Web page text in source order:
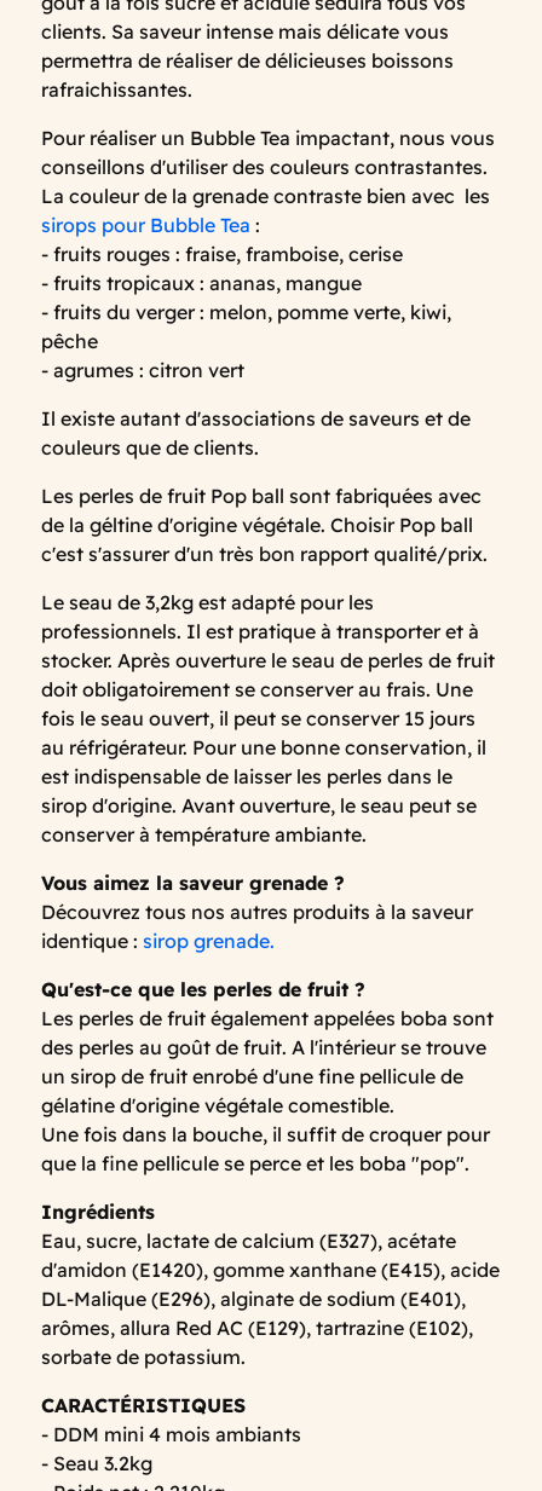
clients. Sa saveur intense mais délicate vous
permettra de réaliser de délicieuses boissons
rafraichissantes.
Pour réaliser un Bubble Tea impactant, nous vous
conseillons d'utiliser des couleurs contrastantes.
La couleur de la grenade contraste bien avec les
sirops pour Bubble Tea :
- fruits rouges : fraise, framboise, cerise
- fruits tropicaux : ananas, mangue
- fruits du verger : melon, pomme verte, kiwi,
pêche
- agrumes : citron vert
Il existe autant d'associations de saveurs et de
couleurs que de clients.
Les perles de fruit Pop ball sont fabriquées avec
de la géltine d'origine végétale. Choisir Pop ball
c'est s'assurer d'un très bon rapport qualité/prix.
Le seau de 3,2kg est adapté pour les
professionnels. Il est pratique à transporter et à
stocker. Après ouverture le seau de perles de fruit
doit obligatoirement se conserver au frais. Une
fois le seau ouvert, il peut se conserver 15 jours
au réfrigérateur. Pour une bonne conservation, il
est indispensable de laisser les perles dans le
sirop d'origine. Avant ouverture, le seau peut se
conserver à température ambiante.
Vous aimez la saveur grenade ?
Découvrez tous nos autres produits à la saveur
identique : sirop grenade.
Qu'est-ce que les perles de fruit ?
Les perles de fruit également appelées boba sont
des perles au goût de fruit. A l'intérieur se trouve
un sirop de fruit enrobé d'une fine pellicule de
gélatine d'origine végétale comestible.
Une fois dans la bouche, il suffit de croquer pour
que la fine pellicule se perce et les boba "pop".
Ingrédients
Eau, sucre, lactate de calcium (E327), acétate
d'amidon (E1420), gomme xanthane (E415), acide
DL-Malique (E296), alginate de sodium (E401),
arômes, allura Red AC (E129), tartrazine (E102),
sorbate de potassium.
CARACTÉRISTIQUES
- DDM mini 4 mois ambiants
- Seau 3.2kg